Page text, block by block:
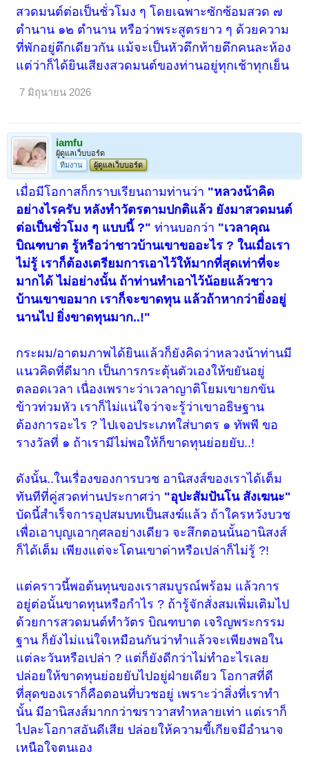
สวดมนต์ต่อเป็นชั่วโมง ๆ โดยเฉพาะซักซ้อมสวด ๗
ตำนาน ๑๒ ตำนาน หรือว่าพระสูตรยาว ๆ ด้วยความ
ที่พักอยู่ตึกเดียวกัน แม้จะเป็นหัวตึกท้ายตึกคนละห้อง
แต่ว่าก็ได้ยินเสียงสวดมนต์ของท่านอยู่ทุกเช้าทุกเย็น
7 มิถุนายน 2026
iamfu
ผู้ดูแลเว็บบอร์ด
ทีมงาน
ผู้ดูแลเว็บบอร์ด
เมื่อมีโอกาสก็กราบเรียนถามท่านว่า "หลวงน้าคิด
อย่างไรครับ หลังทำวัตรตามปกติแล้ว ยังมาสวดมนต์
ต่อเป็นชั่วโมง ๆ แบบนี้ ?"ท่านบอกว่า "เวลาคุณ
บิณฑบาต รู้หรือว่าชาวบ้านเขาขออะไร ? ในเมื่อเรา
ไม่รู้ เราก็ต้องเตรียมการเอาไว้ให้มากที่สุดเท่าที่จะ
มากได้ ไม่อย่างนั้น ถ้าท่านทำเอาไว้น้อยแล้วชาว
บ้านเขาขอมาก เราก็จะขาดทุน แล้วถ้าหากว่ายิ่งอยู่
นานไป ยิ่งขาดทุนมาก..!"
กระผม/อาตมภาพได้ยินแล้วก็ยังคิดว่าหลวงน้าท่านมี
แนวคิดที่ดีมาก เป็นการกระตุ้นตัวเองให้ขยันอยู่
ตลอดเวลา เนื่องเพราะว่าเวลาญาติโยมเขายกขัน
ข้าวท่วมหัว เราก็ไม่แน่ใจว่าจะรู้ว่าเขาอธิษฐาน
ต้องการอะไร ? ไปเจอประเภทใส่บาตร ๑ ทัพพี ขอ
รางวัลที่ ๑ ถ้าเรามีไม่พอให้ก็ขาดทุนย่อยยับ..!
ดังนั้น..ในเรื่องของการบวช อานิสงส์ของเราได้เต็ม
ทันทีที่คู่สวดท่านประกาศว่า "อุปะสัมปันโน สังเฆนะ"
บัดนี้สำเร็จการอุปสมบทเป็นสงฆ์แล้ว ถ้าใครหวังบวช
เพื่อเอาบุญเอากุศลอย่างเดียว จะสึกตอนนั้นอานิสงส์
ก็ได้เต็ม เพียงแต่จะโดนเขาด่าหรือเปล่าก็ไม่รู้ ?!
แต่คราวนี้พอต้นทุนของเราสมบูรณ์พร้อม แล้วการ
อยู่ต่อนั้นขาดทุนหรือกำไร ? ถ้ารู้จักสั่งสมเพิ่มเติมไป
ด้วยการสวดมนต์ทำวัตร บิณฑบาต เจริญพระกรรม
ฐาน ก็ยังไม่แน่ใจเหมือนกันว่าทำแล้วจะเพียงพอใน
แต่ละวันหรือเปล่า ? แต่ก็ยังดีกว่าไม่ทำอะไรเลย
ปล่อยให้ขาดทุนย่อยยับไปอยู่ฝ่ายเดียว โอกาสที่ดี
ที่สุดของเราก็คือตอนที่บวชอยู่ เพราะว่าสิ่งที่เราทำ
นั้น มีอานิสงส์มากกว่าฆราวาสทำหลายเท่า แต่เราก็
ไปละโอกาสอันดีเสีย ปล่อยให้ความขี้เกียจมีอำนาจ
เหนือใจตนเอง